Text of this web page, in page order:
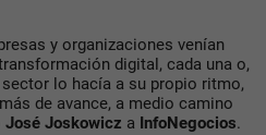
y organizaciones venían
digital, cada una o,
lo hacía a su propio ritmo,
de avance, a medio camino
José Joskowicz a InfoNegocios.